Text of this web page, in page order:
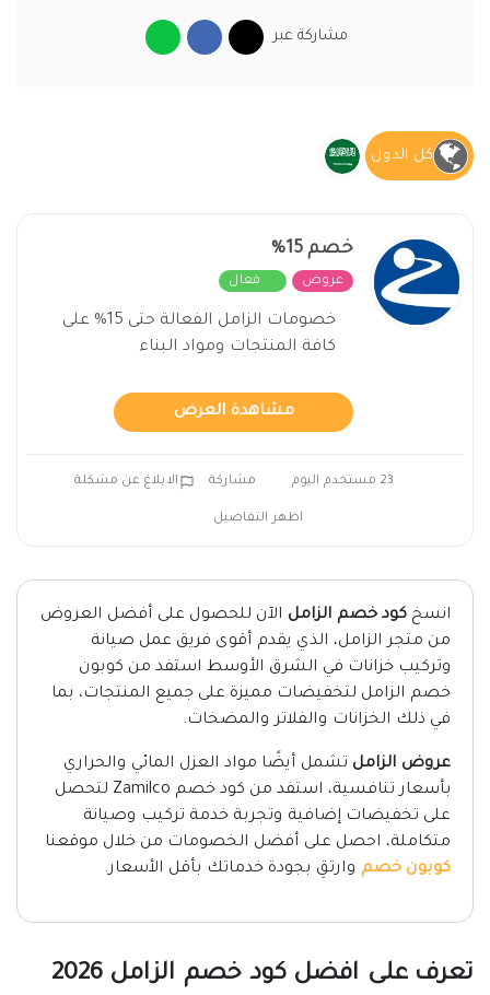
مشاركة عبر
كل الدول
خصم 15%
عروض فعال
خصومات الزامل الفعالة حتى 15% على
كافة المنتجات ومواد البناء
مشاهدة العرض
23 مستخدم اليوم مشاركة الابلاغ عن مشكلة
اظهر التفاصيل
انسخ كود خصم الزامل الآن للحصول على أفضل العروض
من متجر الزامل، الذي يقدم أقوى فريق عمل صيانة
وتركيب خزانات في الشرق الأوسط استفد من كوبون
خصم الزامل لتخفيضات مميزة على جميع المنتجات، بما
في ذلك الخزانات والفلاتر والمضخات.
عروض الزامل تشمل أيضًا مواد العزل المائي والحراري
بأسعار تنافسية، استفد من كود خصم Zamilco لتحصل
على تخفيضات إضافية وتجربة خدمة تركيب وصيانة
متكاملة، احصل على أفضل الخصومات من خلال موقعنا
كوبون خصم وارتقِ بجودة خدماتك بأقل الأسعار.
تعرف على افضل كود خصم الزامل 2026